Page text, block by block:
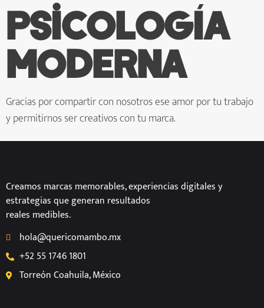
Psicología
Moderna
Gracias por compartir con nosotros ese amor por tu trabajo
y permitirnos ser creativos con tu marca.
Creamos marcas memorables, experiencias digitales y
estrategias que generan resultados
reales medibles.
hola@quericomambo.mx
+52 55 1746 1801
Torreón Coahuila, México